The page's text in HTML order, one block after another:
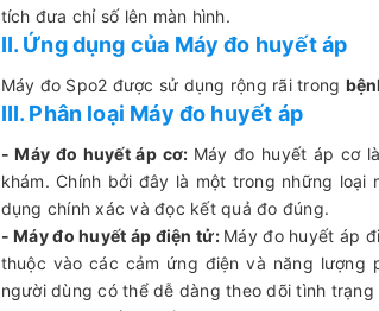
tích đưa chỉ số lên màn hình.
II. Ứng dụng của Máy đo huyết áp
Máy đo Spo2 được sử dụng rộng rãi trong
III. Phân loại Máy đo huyết áp
- Máy đo huyết áp cơ: Máy đo huyết áp cơ
khám. Chính bởi đây là một trong những
dụng chính xác và đọc kết quả đo đúng.
- Máy đo huyết áp điện tử: Máy đo huyết áp
thuộc vào các cảm ứng điện và năng
người dùng có thể dễ dàng theo dõi tình trạng